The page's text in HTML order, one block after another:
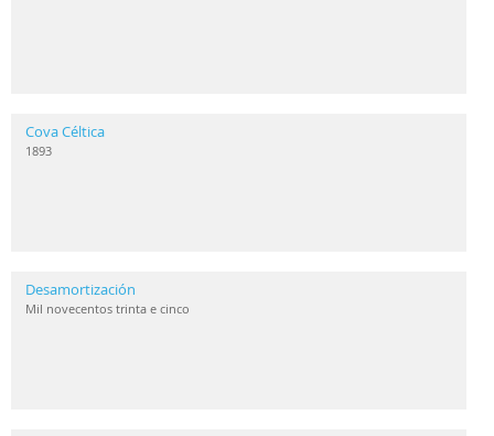
Cova Céltica
1893
Desamortización
Mil novecentos trinta e cinco